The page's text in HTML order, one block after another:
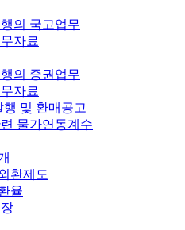
의 국고업무
자료
의 증권업무
자료
행 및 환매공고
물가연동계수
환제도
율